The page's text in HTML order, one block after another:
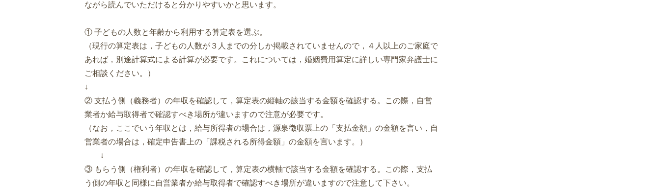
ながら読んでいただけると分かりやすいかと思います。
① 子どもの人数と年齢から利用する算定表を選ぶ。
（現行の算定表は，子どもの人数が３人までの分しか掲載されていませんので，４人以上のご家庭で
あれば，別途計算式による計算が必要です。これについては，婚姻費用算定に詳しい専門家弁護士に
ご相談ください。）
↓
② 支払う側（義務者）の年収を確認して，算定表の縦軸の該当する金額を確認する。この際，自営
業者か給与取得者で確認すべき場所が違いますので注意が必要です。
（なお，ここでいう年収とは，給与所得者の場合は，源泉徴収票上の「支払金額」の金額を言い，自
営業者の場合は，確定申告書上の「課税される所得金額」の金額を言います。）
↓
③ もらう側（権利者）の年収を確認して，算定表の横軸で該当する金額を確認する。この際，支払
う側の年収と同様に自営業者か給与取得者で確認すべき場所が違いますので注意して下さい。